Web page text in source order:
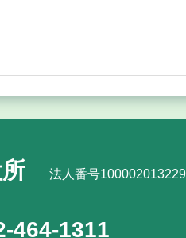
法人番号
464-1311